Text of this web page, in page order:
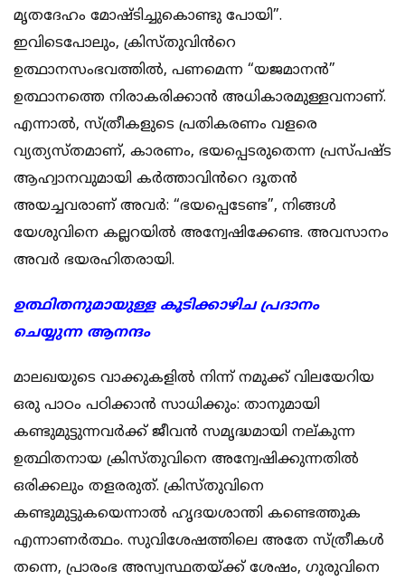
മൃതദേഹം മോഷ്ടിച്ചുകൊണ്ടു പോയി”.
ഇവിടെപോലും, ക്രിസ്തുവിൻറെ
ഉത്ഥാനസംഭവത്തിൽ, പണമെന്ന “യജമാനൻ”
ഉത്ഥാനത്തെ നിരാകരിക്കാൻ അധികാരമുള്ളവനാണ്.
എന്നാൽ, സ്ത്രീകളുടെ പ്രതികരണം വളരെ
വ്യത്യസ്തമാണ്, കാരണം, ഭയപ്പെടരുതെന്ന പ്രസ്പഷ്ട
ആഹ്വാനവുമായി കർത്താവിൻറെ ദൂതൻ
അയച്ചവരാണ് അവർ: “ഭയപ്പെടേണ്ട”, നിങ്ങൾ
യേശുവിനെ കല്ലറയിൽ അന്വേഷിക്കേണ്ട. അവസാനം
അവർ ഭയരഹിതരായി.
ഉത്ഥിതനുമായുള്ള കൂടിക്കാഴിച പ്രദാനം
ചെയ്യുന്ന ആനന്ദം
മാലഖയുടെ വാക്കുകളിൽ നിന്ന് നമുക്ക് വിലയേറിയ
ഒരു പാഠം പഠിക്കാൻ സാധിക്കും: താനുമായി
കണ്ടുമുട്ടുന്നവർക്ക് ജീവൻ സമൃദ്ധമായി നല്കുന്ന
ഉത്ഥിതനായ ക്രിസ്തുവിനെ അന്വേഷിക്കുന്നതിൽ
ഒരിക്കലും തളരരുത്. ക്രിസ്തുവിനെ
കണ്ടുമുട്ടുകയെന്നാൽ ഹൃദയശാന്തി കണ്ടെത്തുക
എന്നാണർത്ഥം. സുവിശേഷത്തിലെ അതേ സ്ത്രീകൾ
തന്നെ, പ്രാരംഭ അസ്വസ്ഥതയ്ക്ക് ശേഷം, ഗുരുവിനെ